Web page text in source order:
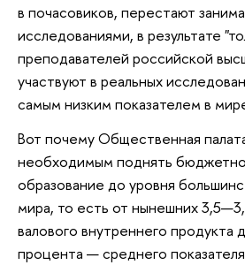
в почасовиков, перестают
исследованиями, в результате
преподавателей российской
участвуют в реальных
самым низким показателем в
Вот почему Общественная
необходимым поднять
образование до уровня
мира, то есть от нынешних
валового внутреннего продукта
процента — среднего